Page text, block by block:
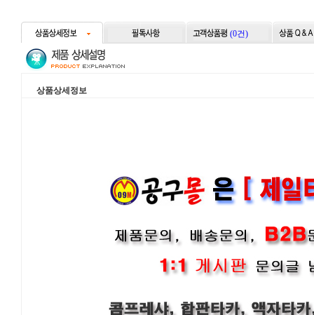
(0건)
상품상세정보